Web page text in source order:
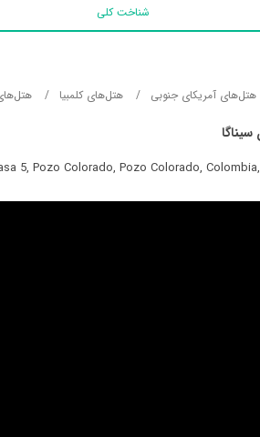
شناخت کلی
هتل‌های آمریکای جنوبی هتل‌های کلمبیا
سیناگا
5, Pozo Colorado, Pozo Colorado,